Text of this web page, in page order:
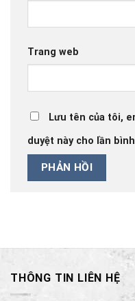
Trang web
Lưu tên của tôi,
duyệt này cho lần
THÔNG TIN LIÊN HỆ